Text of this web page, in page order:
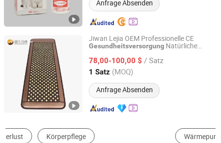
Anfrage Absenden
Jiwan Lejia OEM Professionelle CE
Gesundheitsversorgung Natürliche
Infrarot Jade Matte Bio Magnetische
Thermo Körpermassage Matratze
78,00-100,00 $ / Satz
1 Satz (MOQ)
Anfrage Absenden
Anshan Jiwan Jade Mattress Co., Ltd
Liaoning, China Seit 2025
Wärmepumpe Rollstuhl Papier Geschenktüte